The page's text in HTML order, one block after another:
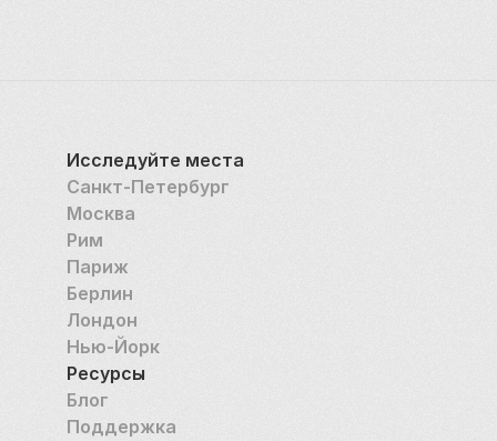
Исследуйте места
Санкт-Петербург
Москва
Рим
Париж
Берлин
Лондон
Нью-Йорк
Ресурсы
Блог
Поддержка